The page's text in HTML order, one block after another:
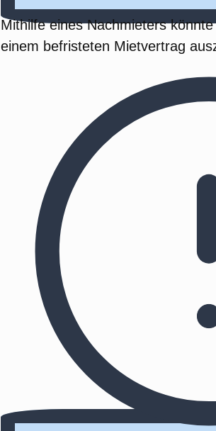
Mithilfe eines Nachmieters
einem befristeten Mietvertrag